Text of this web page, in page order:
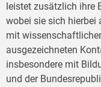
leistet zusätzlich ihre
wobei sie sich hierbei
mit
ausgezeichneten
insbesondere mit
und der